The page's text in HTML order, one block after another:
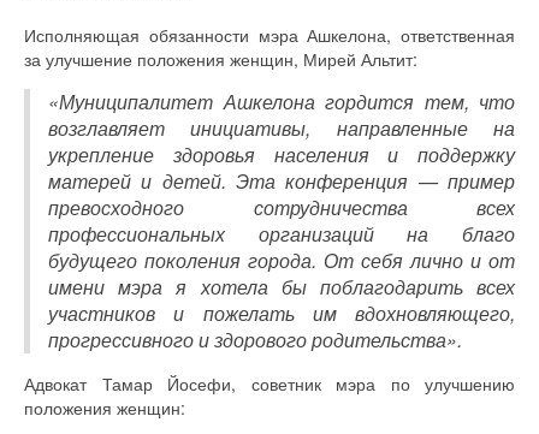
Исполняющая обязанности мэра Ашкелона, ответственная
за улучшение положения женщин, Мирей Альтит:
«Муниципалитет Ашкелона гордится тем, что
возглавляет инициативы, направленные на
укрепление здоровья населения и поддержку
матерей и детей. Эта конференция — пример
превосходного сотрудничества всех
профессиональных организаций на благо
будущего поколения города. От себя лично и от
имени мэра я хотела бы поблагодарить всех
участников и пожелать им вдохновляющего,
прогрессивного и здорового родительства».
Адвокат Тамар Йосефи, советник мэра по улучшению
положения женщин: